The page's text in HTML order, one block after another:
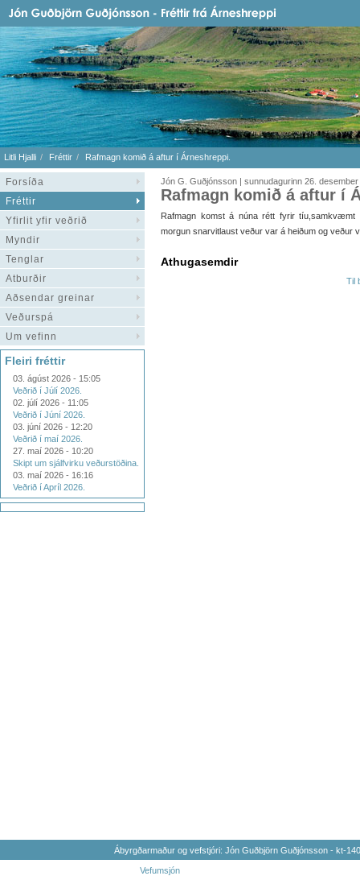
Litli Hjalli Fréttir Rafmagn komið á aftur í Árneshreppi.
Forsíða
Fréttir
Yfirlit yfir veðrið
Myndir
Tenglar
Atburðir
Aðsendar greinar
Veðurspá
Um vefinn
Fleiri fréttir
03. ágúst 2026 - 15:05
Veðrið í Júlí 2026.
02. júlí 2026 - 11:05
Veðrið í Júní 2026.
03. júní 2026 - 12:20
Veðrið í maí 2026.
27. maí 2026 - 10:20
Skipt um sjálfvirku veðurstöðina.
03. maí 2026 - 16:16
Veðrið í Apríl 2026.
Jón G. Guðjónsson | sunnudagurinn 26. desember
Rafmagn komið á aftur í
Rafmagn komst á núna rétt fyrir
morgun snarvitlaust veður var á heiðum og veður
Athugasemdir
Til
Ábyrgðarmaður og vefstjóri: Jón Guðbjörn Guðjónsson - kt-
Vefumsjón